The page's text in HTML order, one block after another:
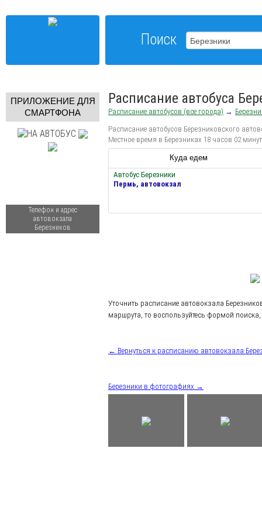
Поиск
ПРИЛОЖЕНИЕ ДЛЯ
СМАРТФОНА
Телефон и адрес
автовокзала
Березников
Расписание автобуса
Расписание автобусов (все города) →
Расписание автобусов Березниковского
Местное время в Березниках 18 часов 02
Куда едем
Автобус Березники
Пермь, автовокзал
Уточнить расписание автовокзала
маршрута, то воспользуйтесь формой
← Вернуться к расписанию автовокзала
Березники в фотографиях →